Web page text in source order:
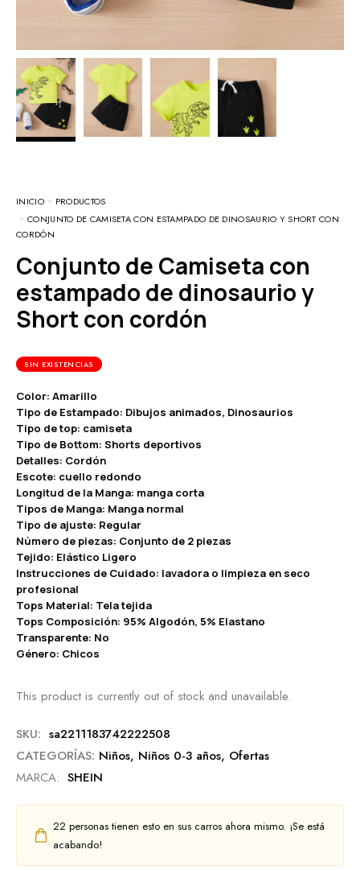
INICIO
PRODUCTOS
CONJUNTO DE CAMISETA CON ESTAMPADO DE DINOSAURIO Y SHORT CON
CORDÓN
Conjunto de Camiseta con
estampado de dinosaurio y
Short con cordón
SIN EXISTENCIAS
Color: Amarillo
Tipo de Estampado: Dibujos animados, Dinosaurios
Tipo de top: camiseta
Tipo de Bottom: Shorts deportivos
Detalles: Cordón
Escote: cuello redondo
Longitud de la Manga: manga corta
Tipos de Manga: Manga normal
Tipo de ajuste: Regular
Número de piezas: Conjunto de 2 piezas
Tejido: Elástico Ligero
Instrucciones de Cuidado: lavadora o limpieza en seco
profesional
Tops Material: Tela tejida
Tops Composición: 95% Algodón, 5% Elastano
Transparente: No
Género: Chicos
This product is currently out of stock and unavailable.
SKU: sa2211183742222508
CATEGORÍAS: Niños, Niños 0-3 años, Ofertas
MARCA: SHEIN
22 personas tienen esto en sus carros ahora mismo. ¡Se está
acabando!